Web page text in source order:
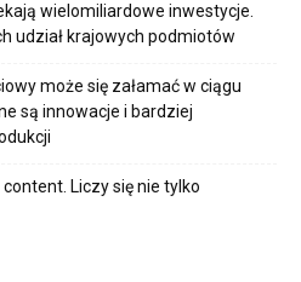
wielomiliardowe inwestycje.
udział krajowych podmiotów
może się załamać w ciągu
są innowacje i bardziej
Liczy się nie tylko